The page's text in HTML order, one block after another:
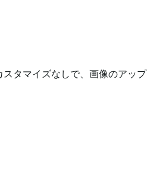
タマイズなしで、画像のアップ